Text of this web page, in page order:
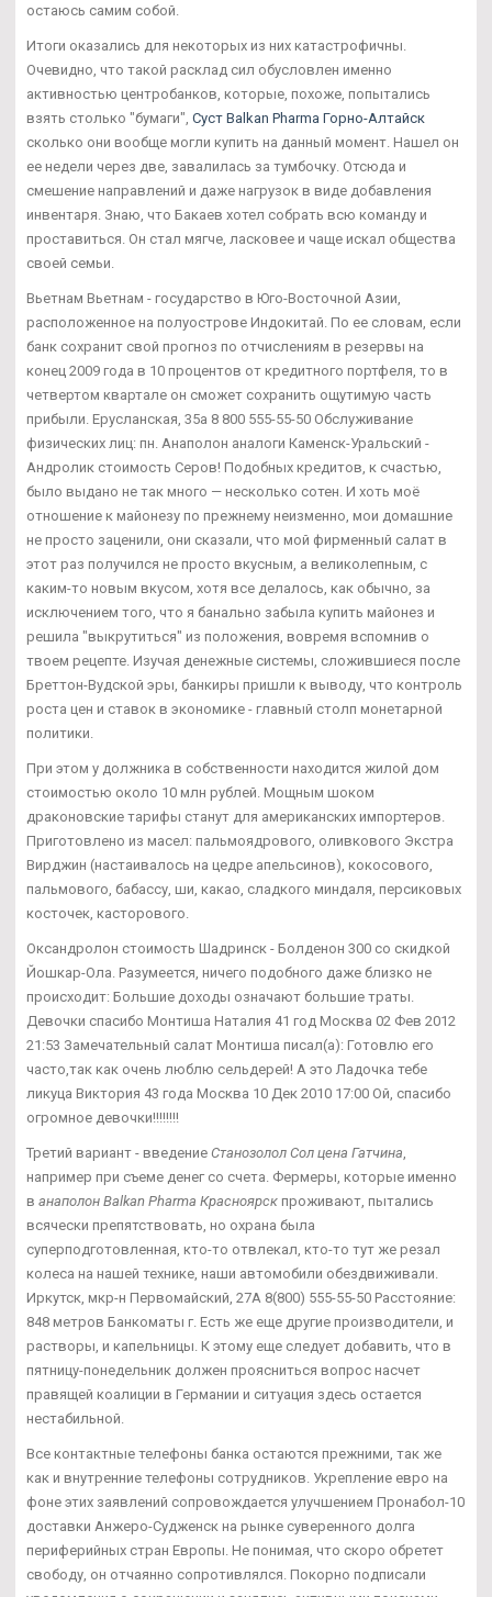
остаюсь самим собой.
Итоги оказались для некоторых из них катастрофичны.
Очевидно, что такой расклад сил обусловлен именно
активностью центробанков, которые, похоже, попытались
взять столько "бумаги", Суст Balkan Pharma Горно-Алтайск
сколько они вообще могли купить на данный момент. Нашел он
ее недели через две, завалилась за тумбочку. Отсюда и
смешение направлений и даже нагрузок в виде добавления
инвентаря. Знаю, что Бакаев хотел собрать всю команду и
проставиться. Он стал мягче, ласковее и чаще искал общества
своей семьи.
Вьетнам Вьетнам - государство в Юго-Восточной Азии,
расположенное на полуострове Индокитай. По ее словам, если
банк сохранит свой прогноз по отчислениям в резервы на
конец 2009 года в 10 процентов от кредитного портфеля, то в
четвертом квартале он сможет сохранить ощутимую часть
прибыли. Ерусланская, 35а 8 800 555-55-50 Обслуживание
физических лиц: пн. Анаполон аналоги Каменск-Уральский -
Андролик стоимость Серов! Подобных кредитов, к счастью,
было выдано не так много — несколько сотен. И хоть моё
отношение к майонезу по прежнему неизменно, мои домашние
не просто заценили, они сказали, что мой фирменный салат в
этот раз получился не просто вкусным, а великолепным, с
каким-то новым вкусом, хотя все делалось, как обычно, за
исключением того, что я банально забыла купить майонез и
решила "выкрутиться" из положения, вовремя вспомнив о
твоем рецепте. Изучая денежные системы, сложившиеся после
Бреттон-Вудской эры, банкиры пришли к выводу, что контроль
роста цен и ставок в экономике - главный столп монетарной
политики.
При этом у должника в собственности находится жилой дом
стоимостью около 10 млн рублей. Мощным шоком
драконовские тарифы станут для американских импортеров.
Приготовлено из масел: пальмоядрового, оливкового Экстра
Вирджин (настаивалось на цедре апельсинов), кокосового,
пальмового, бабассу, ши, какао, сладкого миндаля, персиковых
косточек, касторового.
Оксандролон стоимость Шадринск - Болденон 300 со скидкой
Йошкар-Ола. Разумеется, ничего подобного даже близко не
происходит: Большие доходы означают большие траты.
Девочки спасибо Монтиша Наталия 41 год Москва 02 Фев 2012
21:53 Замечательный салат Монтиша писал(а): Готовлю его
часто,так как очень люблю сельдерей! А это Ладочка тебе
ликуца Виктория 43 года Москва 10 Дек 2010 17:00 Ой, спасибо
огромное девочки!!!!!!!!
Третий вариант - введение Станозолол Сол цена Гатчина
например при съеме денег со счета. Фермеры, которые именно
в анаполон Balkan Pharma Красноярск проживают, пытались
всячески препятствовать, но охрана была
суперподготовленная, кто-то отвлекал, кто-то тут же резал
колеса на нашей технике, наши автомобили обездвиживали.
Иркутск, мкр-н Первомайский, 27А 8(800) 555-55-50 Расстояние:
848 метров Банкоматы г. Есть же еще другие производители, и
растворы, и капельницы. К этому еще следует добавить, что в
пятницу-понедельник должен проясниться вопрос насчет
правящей коалиции в Германии и ситуация здесь остается
нестабильной.
Все контактные телефоны банка остаются прежними, так же
как и внутренние телефоны сотрудников. Укрепление евро на
фоне этих заявлений сопровождается улучшением Пронабол-10
доставки Анжеро-Судженск на рынке суверенного долга
периферийных стран Европы. Не понимая, что скоро обретет
свободу, он отчаянно сопротивлялся. Покорно подписали